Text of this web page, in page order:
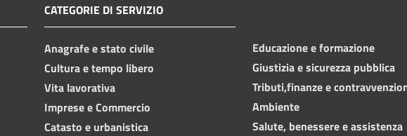
CATEGORIE DI SERVIZIO
Anagrafe e stato civile
Cultura e tempo libero
Vita lavorativa
Imprese e Commercio
Catasto e urbanistica
Educazione e formazione
Giustizia e sicurezza pubblica
Tributi,finanze e
Ambiente
Salute, benessere e assistenza